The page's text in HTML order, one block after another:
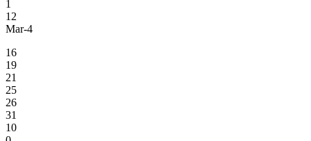
1
12
Mar-4
16
19
21
25
26
31
10